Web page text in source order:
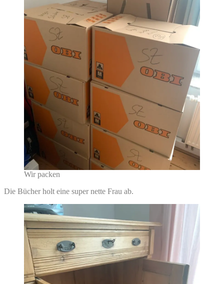
Wir packen
Die Bücher holt eine super nette Frau ab.